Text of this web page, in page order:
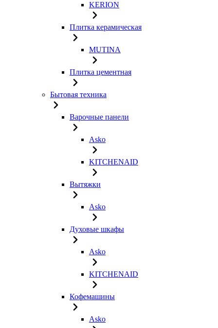
KERION
Плитка керамическая
MUTINA
Плитка цементная
Бытовая техника
Варочные панели
Asko
KITCHENAID
Вытяжки
Asko
Духовые шкафы
Asko
KITCHENAID
Кофемашины
Asko